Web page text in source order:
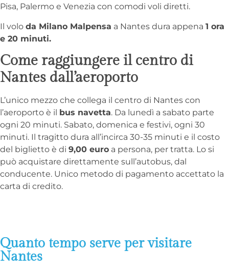
Pisa, Palermo e Venezia con comodi voli diretti.
Il volo da Milano Malpensa a Nantes dura appena 1 ora
e 20 minuti.
Come raggiungere il centro di
Nantes dall’aeroporto
L’unico mezzo che collega il centro di Nantes con
l’aeroporto è il bus navetta. Da lunedì a sabato parte
ogni 20 minuti. Sabato, domenica e festivi, ogni 30
minuti. Il tragitto dura all’incirca 30-35 minuti e il costo
del biglietto è di 9,00 euro a persona, per tratta. Lo si
può acquistare direttamente sull’autobus, dal
conducente. Unico metodo di pagamento accettato la
carta di credito.
Quanto tempo serve per visitare
Nantes